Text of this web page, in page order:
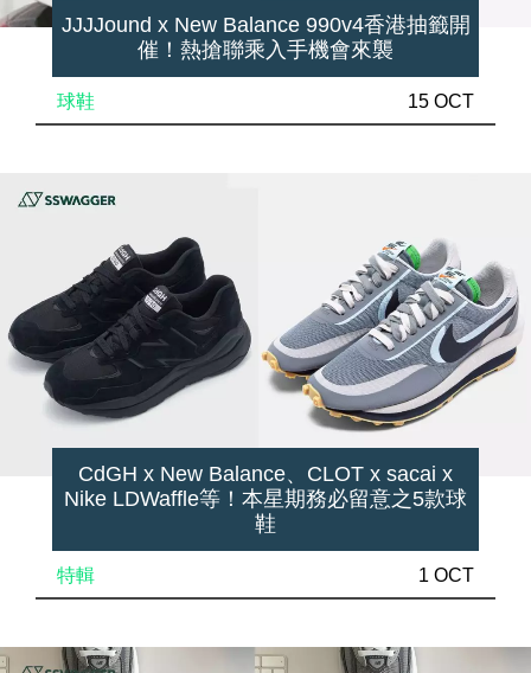
JJJJound x New Balance 990v4香港抽籤開
催！熱搶聯乘入手機會來襲
球鞋 15 OCT
CdGH x New Balance、CLOT x sacai x
Nike LDWaffle等！本星期務必留意之5款球
鞋
特輯 1 OCT